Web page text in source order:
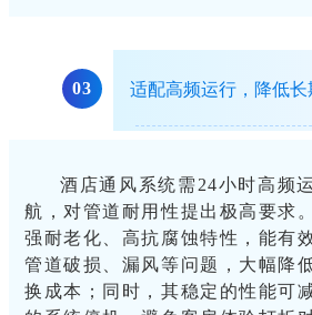
03 适配高频运行，降低
酒店通风系统需 24小时高频
航，对管道耐用性提出极高要求
强耐老化、高抗腐蚀特性，能有
管道破损、漏风等问题，大幅降
换成本；同时，其稳定的性能可